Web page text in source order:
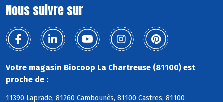
Nous suivre sur
Votre magasin Biocoop La Chartreuse (81100) est
proche de :
11390 Laprade, 81260 Cambounès, 81100 Castres, 81100